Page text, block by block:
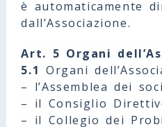
è automaticamente
dall’Associazione.
Art. 5 Organi
5.1 Organi
– l’Assemblea dei soci
– il Consiglio
– il Collegio dei